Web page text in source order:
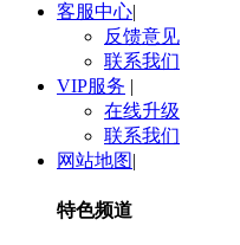
客服中心|
反馈意见
联系我们
VIP服务 |
在线升级
联系我们
网站地图|
特色频道